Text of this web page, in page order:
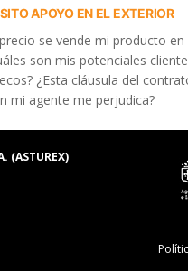
APOYO EN EL EXTERIOR
se vende mi producto en
son mis potenciales
¿Esta cláusula del
mi agente me perjudica?